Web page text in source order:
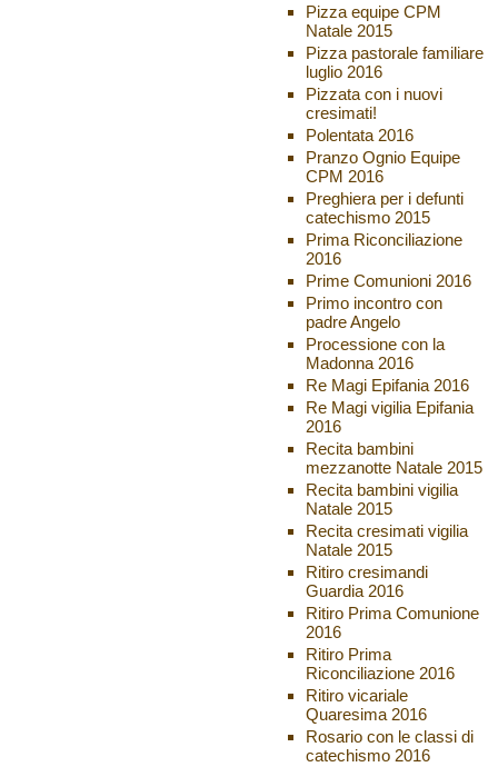
Pizza equipe CPM
Natale 2015
Pizza pastorale familiare
luglio 2016
Pizzata con i nuovi
cresimati!
Polentata 2016
Pranzo Ognio Equipe
CPM 2016
Preghiera per i defunti
catechismo 2015
Prima Riconciliazione
2016
Prime Comunioni 2016
Primo incontro con
padre Angelo
Processione con la
Madonna 2016
Re Magi Epifania 2016
Re Magi vigilia Epifania
2016
Recita bambini
mezzanotte Natale 2015
Recita bambini vigilia
Natale 2015
Recita cresimati vigilia
Natale 2015
Ritiro cresimandi
Guardia 2016
Ritiro Prima Comunione
2016
Ritiro Prima
Riconciliazione 2016
Ritiro vicariale
Quaresima 2016
Rosario con le classi di
catechismo 2016